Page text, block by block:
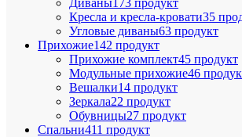
Кресла и кресла-кровати35
Угловые диваны63 продукт
Прихожие142 продукт
Прихожие комплект45 продукт
Модульные прихожие46
Вешалки14 продукт
Зеркала22 продукт
Обувницы27 продукт
Спальни411 продукт